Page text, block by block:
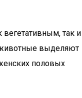
так и
выделяют
половых